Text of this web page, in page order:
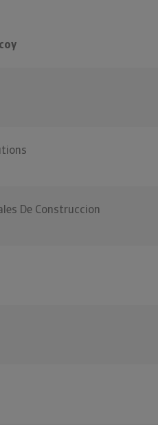
De Construccion